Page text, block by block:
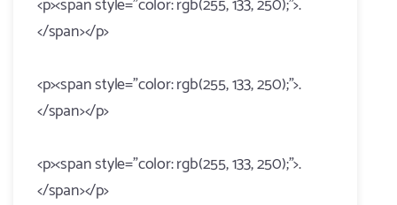
<p><span style="color: rgb(255, 133, 250);">.
</span></p>
<p><span style="color: rgb(255, 133, 250);">.
</span></p>
<p><span style="color: rgb(255, 133, 250);">.
</span></p>